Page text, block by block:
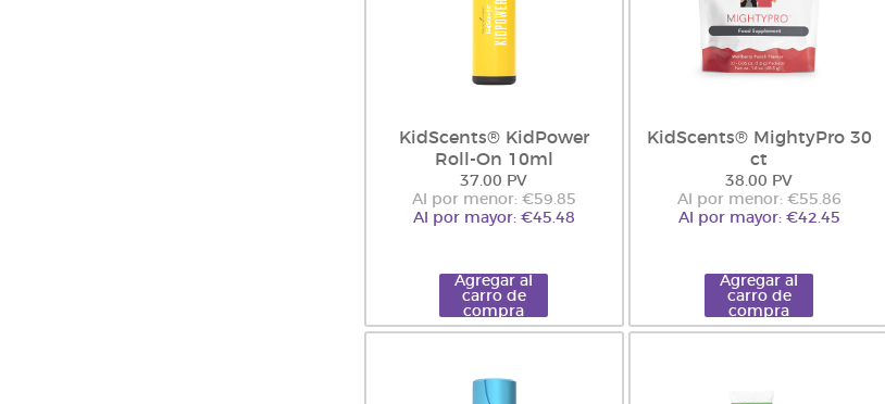
KidScents® KidPower
Roll-On 10ml
37.00 PV
Al por menor: €59.85
Al por mayor: €45.48
Agregar al
carro de
compra
KidScents® MightyPro 30
ct
38.00 PV
Al por menor: €55.86
Al por mayor: €42.45
Agregar al
carro de
compra